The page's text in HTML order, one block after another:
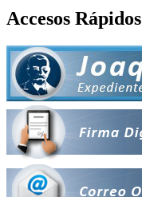
Accesos Rápidos